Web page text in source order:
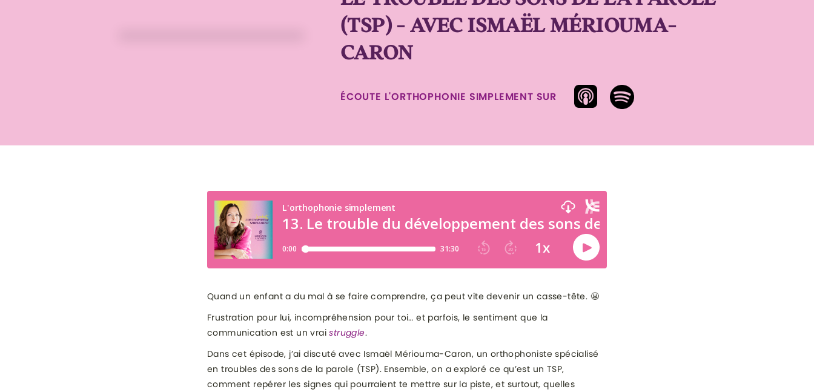
(TSP) - AVEC ISMAËL MÉRIOUMA-
CARON
ÉCOUTE L'ORTHOPHONIE SIMPLEMENT SUR
Quand un enfant a du mal à se faire comprendre, ça peut vite devenir un casse-tête. 😬
Frustration pour lui, incompréhension pour toi… et parfois, le sentiment que la
communication est un vraistruggle.
Dans cet épisode, j’ai discuté avec Ismaël Mériouma-Caron, un orthophoniste spécialisé
en troubles des sons de la parole (TSP). Ensemble, on a exploré ce qu’est un TSP,
comment repérer les signes qui pourraient te mettre sur la piste, et surtout, quelles